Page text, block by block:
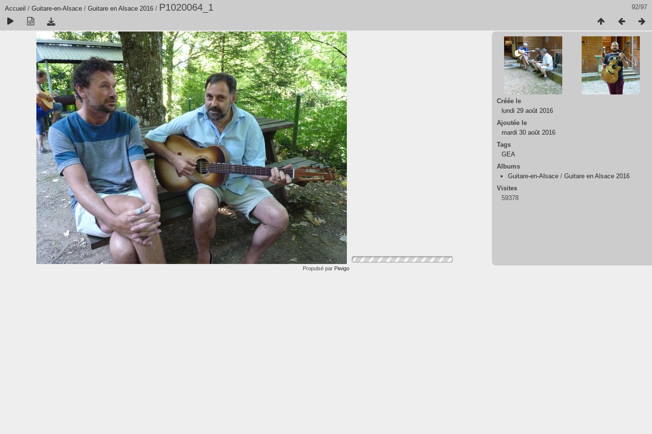
92/97
Accueil / Guitare-en-Alsace / Guitare en Alsace 2016 / P1020064_1
Créée le
lundi 29 août 2016
Ajoutée le
mardi 30 août 2016
Tags
GEA
Albums
Guitare-en-Alsace / Guitare en Alsace 2016
Visites
59378
Propulsé par Piwigo